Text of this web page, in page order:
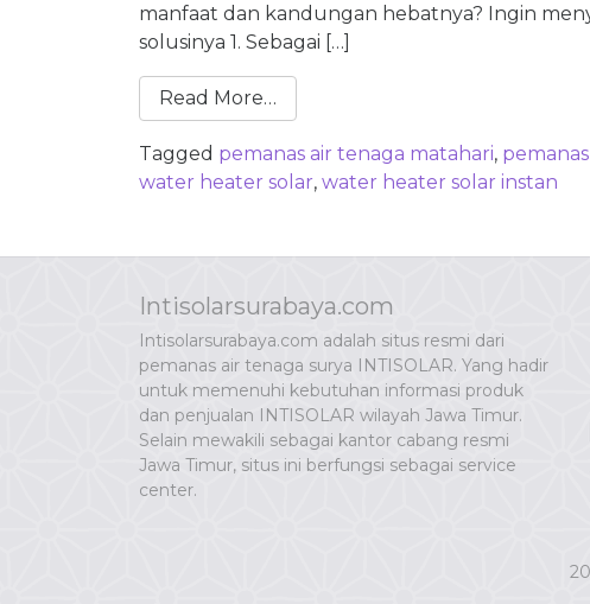
manfaat dan kandungan hebatnya? Ingin
solusinya 1. Sebagai […]
Read More…
Tagged pemanas air tenaga matahari,
water heater solar, water heater solar instan
Intisolarsurabaya.com
Intisolarsurabaya.com adalah situs resmi dari
pemanas air tenaga surya INTISOLAR. Yang hadir
untuk memenuhi kebutuhan informasi produk
dan penjualan INTISOLAR wilayah Jawa Timur.
Selain mewakili sebagai kantor cabang resmi
Jawa Timur, situs ini berfungsi sebagai service
center.